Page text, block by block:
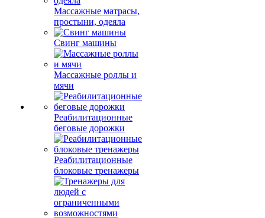
Массажные матрасы,
простыни, одеяла
Свинг машины
Массажные роллы и
мячи
Реабилитационные
беговые дорожки
Реабилитационные
блоковые тренажеры